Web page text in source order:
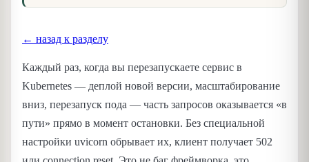
← назад к разделу
Каждый раз, когда вы перезапускаете сервис в
Kubernetes — деплой новой версии, масштабирование
вниз, перезапуск пода — часть запросов оказывается «в
пути» прямо в момент остановки. Без специальной
настройки uvicorn обрывает их, клиент получает 502